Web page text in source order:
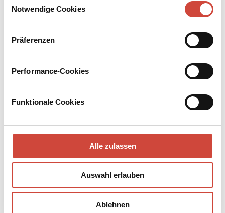
Notwendige Cookies
Präferenzen
Performance-Cookies
Funktionale Cookies
Alle zulassen
Auswahl erlauben
Ablehnen